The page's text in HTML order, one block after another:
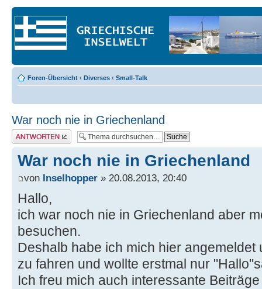
Foren-Übersicht ‹ Diverses ‹ Small-Talk
War noch nie in Griechenland
Antwort erstellen
War noch nie in Griechenland
von Inselhopper » 20.08.2013, 20:40
Hallo,
ich war noch nie in Griechenland aber
besuchen.
Deshalb habe ich mich hier
zu fahren und wollte erstmal nur
Ich freu mich auch interessante